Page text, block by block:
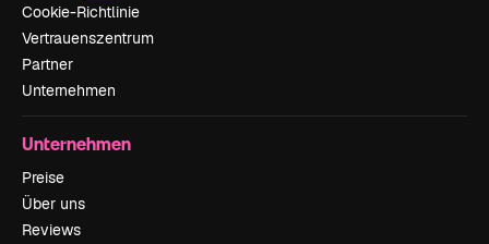
Cookie-Richtlinie
Vertrauenszentrum
Partner
Unternehmen
Unternehmen
Preise
Über uns
Reviews